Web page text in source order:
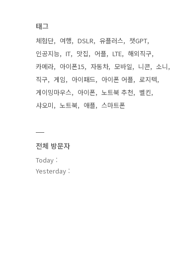
태그
체험단 여행 DSLR 유플러스
챗GPT
인공지능
IT 맛집 어플 LTE
해외직구
카메라
아이폰15 자동차 모바일 니콘
소니
직구
게임 아이패드 아이폰 어플
로지텍
게이밍마우스
아이폰 노트북 추천
벨킨
샤오미
노트북 애플 스마트폰
전체 방문자
Today :
Yesterday :